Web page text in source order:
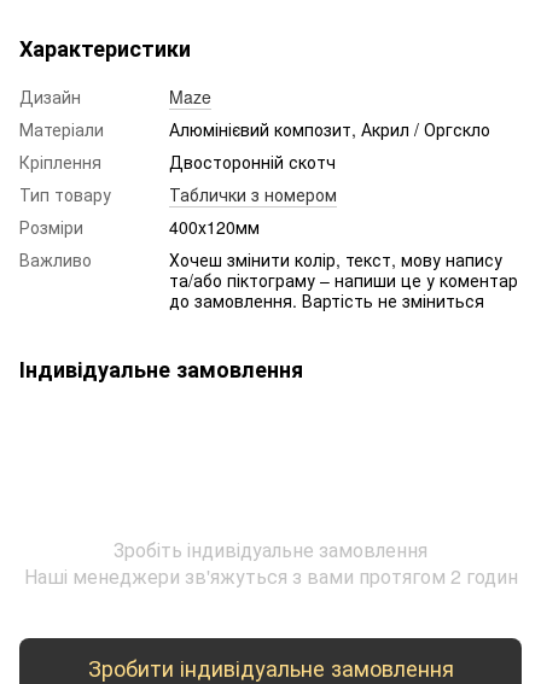
Характеристики
Дизайн
Maze
Матеріали
Алюмінієвий композит, Акрил / Оргскло
Кріплення
Двосторонній скотч
Тип товару
Таблички з номером
Розміри
400х120мм
Важливо
Хочеш змінити колір, текст, мову напису
та/або піктограму – напиши це у коментар
до замовлення. Вартість не зміниться
Індивідуальне замовлення
Зробіть індивідуальне замовлення
Наші менеджери зв'яжуться з вами протягом 2 годин
Зробити індивідуальне замовлення